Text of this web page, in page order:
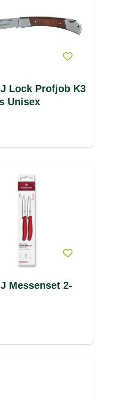
Lock Profjob K3
Unisex
Messenset 2-